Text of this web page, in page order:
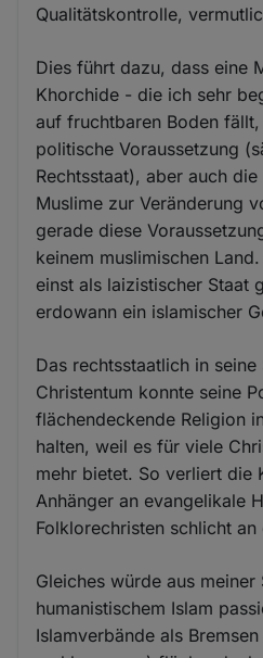
Qualitätskontrolle,
Dies führt dazu, dass eine
Khorchide - die ich sehr
auf fruchtbaren Boden
politische Voraussetzung
Rechtsstaat), aber auch
Muslime zur Veränderung
gerade diese
keinem muslimischen
einst als laizistischer Staat
erdowann ein islamischer
Das rechtsstaatlich in
Christentum konnte seine
flächendeckende Religion
halten, weil es für viele
mehr bietet. So verliert die
Anhänger an evangelikale
Folklorechristen schlicht an
Gleiches würde aus
humanistischem Islam
Islamverbände als